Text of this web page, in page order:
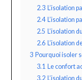
2.3 L’isolation
2.4 L’isolation
2.5 L’isolation
2.6 L’isolation
3 Pourquoi isoler
3.1
Le confort
3.2 L’isolation